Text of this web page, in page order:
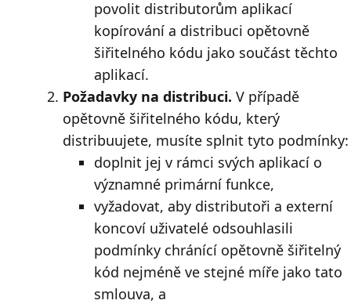
povolit distributorům aplikací
kopírování a distribuci opětovně
šiřitelného kódu jako součást těchto
aplikací.
Požadavky na distribuci. V případě
opětovně šiřitelného kódu, který
distribuujete, musíte splnit tyto podmínky:
doplnit jej v rámci svých aplikací o
významné primární funkce,
vyžadovat, aby distributoři a externí
koncoví uživatelé odsouhlasili
podmínky chránící opětovně šiřitelný
kód nejméně ve stejné míře jako tato
smlouva, a